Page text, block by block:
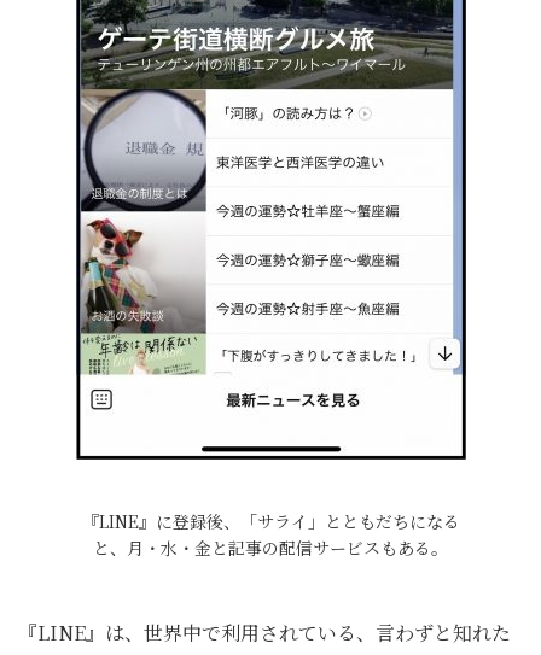
『LINE』に登録後、「サライ」とともだちになる
と、月・水・金と記事の配信サービスもある。
『LINE』は、世界中で利用されている、言わずと知れた